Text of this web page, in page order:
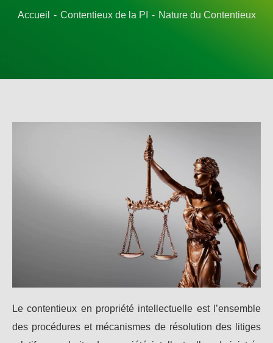
Accueil Contentieux de la PI Nature du Contentieux
Le contentieux en propriété intellectuelle est l’ensemble
des procédures et mécanismes de résolution des litiges